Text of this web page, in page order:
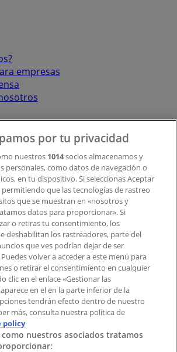
empresas
y de marketing
en el mapa
problema en la web o en la
por tu privacidad
nuestros 1014socios almacenamos y
personales, como datos de navegación o
en tu dispositivo. Si seleccionas Aceptar
permitiendo que las tecnologías de rastreo
que se muestran en «nosotros y
datos para proporcionar». Si
o retiras tu consentimiento, los
deshabilitan los rastreadores, parte del
que ves podrían dejar de ser
volver a acceder a este menú para
o retirar el consentimiento en cualquier
clic en el enlace «Gestionar las
en el en la parte inferior de la
tendrán efecto dentro de nuestro
más, consulta nuestra política de
policy
nuestros asociados tratamos